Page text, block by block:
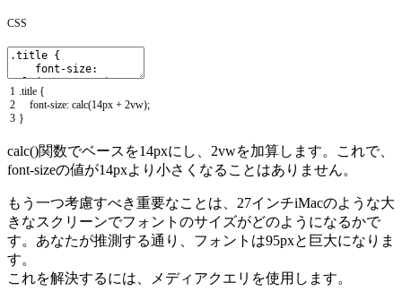
CSS
1
2
3
.title {
font-size: calc(14px + 2vw);
}
calc()関数でベースを14pxにし、2vwを加算します。これで、
font-sizeの値が14pxより小さくなることはありません。
もう一つ考慮すべき重要なことは、27インチiMacのような大
きなスクリーンでフォントのサイズがどのようになるかで
す。あなたが推測する通り、フォントは95pxと巨大になりま
す。
これを解決するには、メディアクエリを使用します。